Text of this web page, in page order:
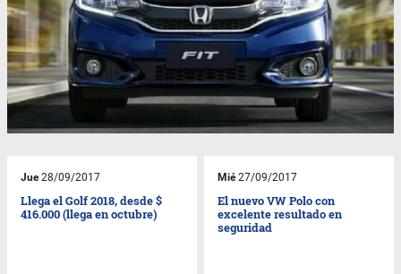
Jue28/09/2017
Llega el Golf 2018, desde $
416.000 (llega en octubre)
Mié27/09/2017
El nuevo VW Polo con
excelente resultado en
seguridad